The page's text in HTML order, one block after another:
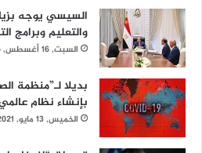
السيسي يوجه
والتعليم وبرامج
السبت, 16 أغسطس, 2025 , 6:08 م
بديلا لـ”منظمة
بإنشاء نظام
الخميس, 13 مايو, 2021 , 1:46 م